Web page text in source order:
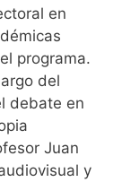
en
programa.
del
debate en
Juan
y